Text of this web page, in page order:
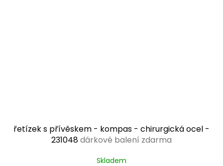
řetízek s přívěskem - kompas - chirurgická ocel -
231048dárkové balení zdarma
Skladem